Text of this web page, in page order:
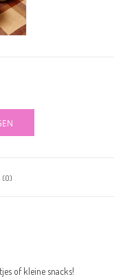
(0)
of kleine snacks!